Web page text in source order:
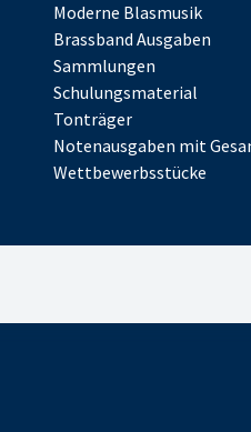
Moderne Blasmusik
Brassband Ausgaben
Sammlungen
Schulungsmaterial
Tonträger
Notenausgaben mit
Wettbewerbsstücke